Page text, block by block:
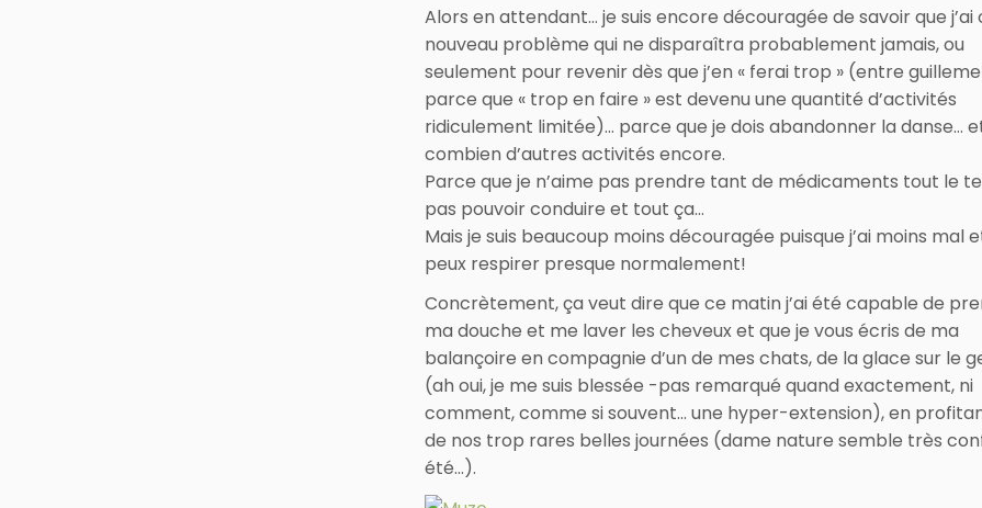
Alors en attendant… je suis encore découragée de savoir que j’ai
nouveau problème qui ne disparaîtra probablement jamais, ou
seulement pour revenir dès que j’en « ferai trop » (entre
parce que « trop en faire » est devenu une quantité d’activités
ridiculement limitée)… parce que je dois abandonner la danse…
combien d’autres activités encore.
Parce que je n’aime pas prendre tant de médicaments tout le
pas pouvoir conduire et tout ça…
Mais je suis beaucoup moins découragée puisque j’ai moins mal
peux respirer presque normalement!
Concrètement, ça veut dire que ce matin j’ai été capable de
ma douche et me laver les cheveux et que je vous écris de ma
balançoire en compagnie d’un de mes chats, de la glace sur le
(ah oui, je me suis blessée -pas remarqué quand exactement, ni
comment, comme si souvent… une hyper-extension), en
de nos trop rares belles journées (dame nature semble très
été…).